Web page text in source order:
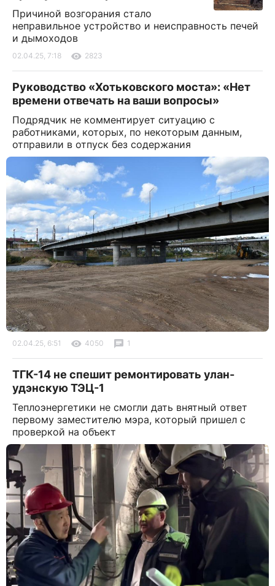
Причиной возгорания стало
неправильное устройство и неисправность печей
и дымоходов
02.04.25, 7:18 2823
Руководство «Хотьковского моста»: «Нет
времени отвечать на ваши вопросы»
Подрядчик не комментирует ситуацию с
работниками, которых, по некоторым данным,
отправили в отпуск без содержания
02.04.25, 6:51 4050 1
ТГК-14 не спешит ремонтировать улан-
удэнскую ТЭЦ-1
Теплоэнергетики не смогли дать внятный ответ
первому заместителю мэра, который пришел с
проверкой на объект